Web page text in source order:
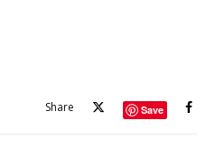
Share Save